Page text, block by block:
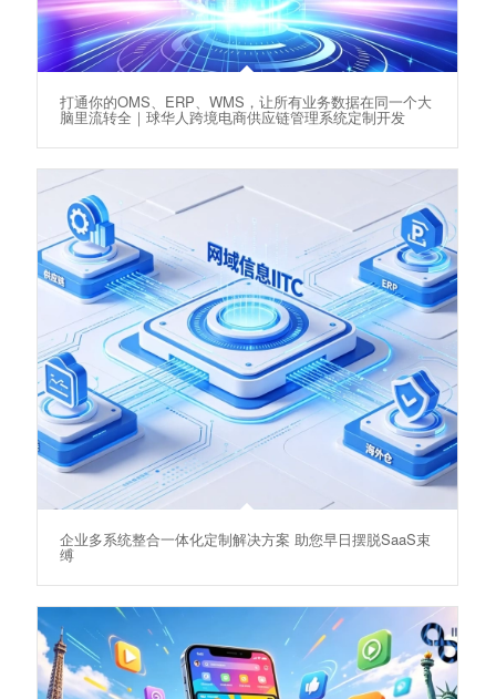
打通你的OMS、ERP、WMS，让所有业务数据在同一个大
脑里流转全｜球华人跨境电商供应链管理系统定制开发
企业多系统整合一体化定制解决方案 助您早日摆脱SaaS束
缚